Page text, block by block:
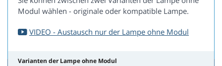
Modul wählen - originale oder kompatible Lampe.
VIDEO - Austausch nur der Lampe ohne Modul
Varianten der Lampe ohne Modul